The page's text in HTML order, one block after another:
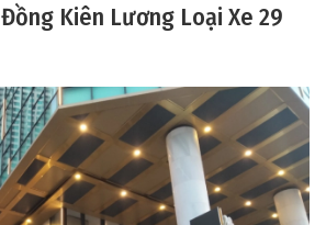
Kiên Lương Loại Xe 29